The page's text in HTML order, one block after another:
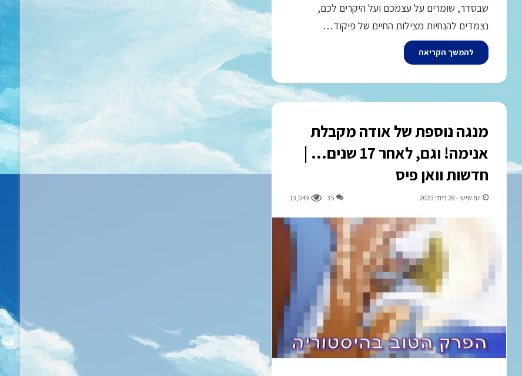
שבסדר, שומרים על עצמכם ועל היקרים לכם,
נצמדים להנחיות מצילות החיים של פיקוד…
להמשך הקריאה
מנגה נוספת של אודה מקבלת
אנימה! וגם, לאחר 17 שנים… |
חדשות וואן פיס
יום שישי - 28 ביולי 2023 35
13,049